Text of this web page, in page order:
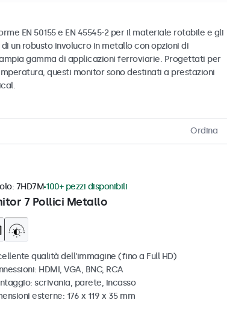
EN 50155 e EN 45545-2 per il materiale rotabile e gli
un robusto involucro in metallo con opzioni di
gamma di applicazioni ferroviarie. Progettati per
questi monitor sono destinati a prestazioni
Ordina
7 Pollici Metallo
7HD7M 100+ pezzi disponibili
qualità dell'immagine (fino a Full HD)
HDMI, VGA, BNC, RCA
scrivania, parete, incasso
esterne: 176 x 119 x 35 mm